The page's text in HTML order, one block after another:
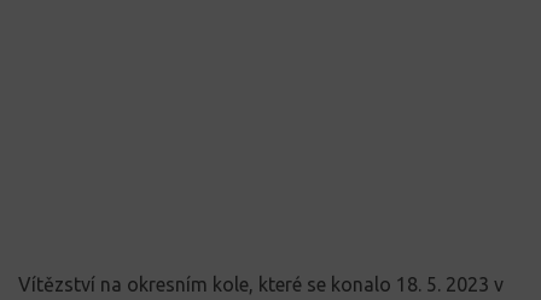
Vítězství na okresním kole, které se konalo 18. 5. 2023 v